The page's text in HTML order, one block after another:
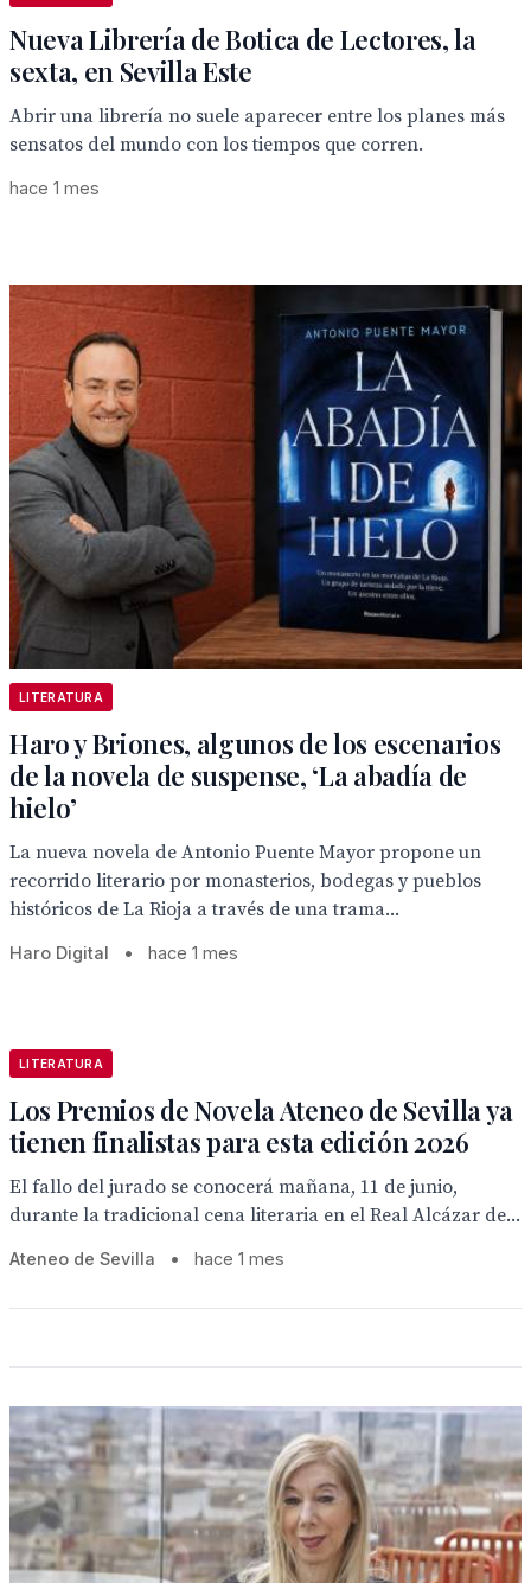
Nueva Librería de Botica de Lectores, la
sexta, en Sevilla Este
Abrir una librería no suele aparecer entre los planes más
sensatos del mundo con los tiempos que corren.
hace 1 mes
LITERATURA
Haro y Briones, algunos de los escenarios
de la novela de suspense, ‘La abadía de
hielo’
La nueva novela de Antonio Puente Mayor propone un
recorrido literario por monasterios, bodegas y pueblos
históricos de La Rioja a través de una trama...
Haro Digital • hace 1 mes
LITERATURA
Los Premios de Novela Ateneo de Sevilla ya
tienen finalistas para esta edición 2026
El fallo del jurado se conocerá mañana, 11 de junio,
durante la tradicional cena literaria en el Real Alcázar de...
Ateneo de Sevilla • hace 1 mes